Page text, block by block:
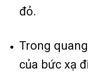
đỏ.
Trong
của bức xạ